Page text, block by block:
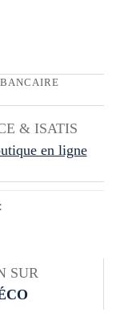
& ISATIS
en ligne
SUR